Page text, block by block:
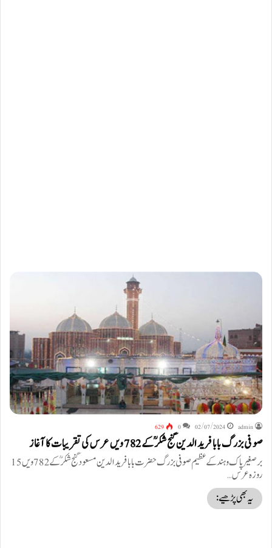
admin
02/07/2024
0
629
صوفی بزرگ بابا فرید الدین گنج شکرؒ کے 782 ویں عرس کی تقریبات کا آغاز
برصغیر پاک وہند کے عظیم صوفی بزرگ حضرت بابا فرید الدین مسعود گنج شکرؒ کے 782 ویں 15
روزہ عرس…
یہ بھی پڑھیے: